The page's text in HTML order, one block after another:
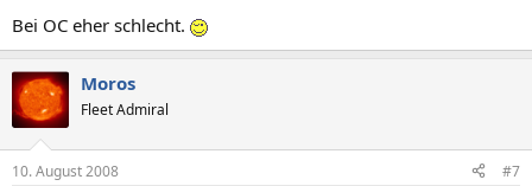
Bei OC eher schlecht.
Moros
Fleet Admiral
10. August 2008 #7